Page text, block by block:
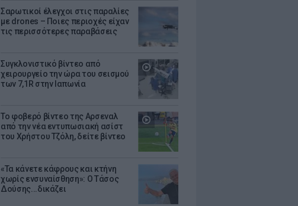
Σαρωτικοί έλεγχοι στις παραλίες
με drones – Ποιες περιοχές είχαν
τις περισσότερες παραβάσεις
Συγκλονιστικό βίντεο από
χειρουργείο την ώρα του σεισμού
των 7,1R στην Ιαπωνία
Το φοβερό βίντεο της Αρσεναλ
από την νέα εντυπωσιακή ασίστ
του Χρήστου Τζόλη, δείτε βίντεο
«Τα κάνετε κάφρους και κτήνη
χωρίς ενσυναίσθηση»: Ο Τάσος
Δούσης...δικάζει